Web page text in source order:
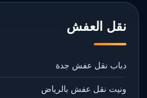
نقل العفش
دباب نقل عفش جدة
ونيت نقل عفش بالرياض